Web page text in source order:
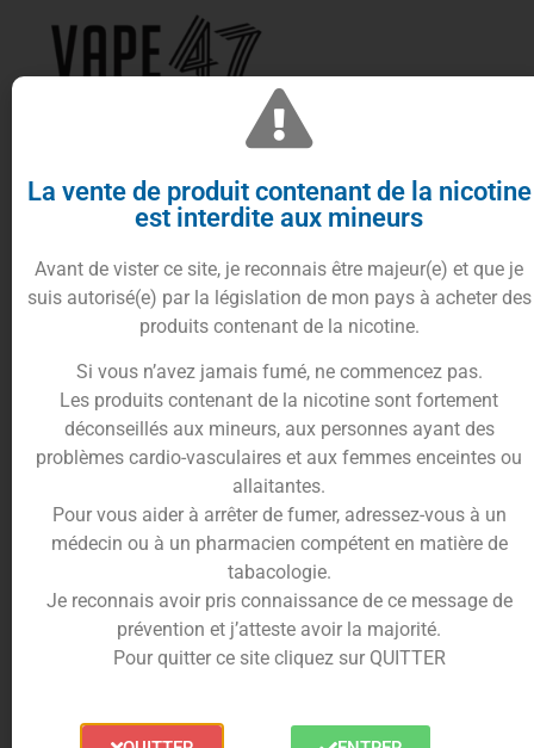
Un tourbillon de raisin, baies bleues et
Avec le e-liquide Aria, Furiosa revisite les fruités
liquide allie la rondeur du raisin noir, la douceur
acidulée des baies bleues et la puissance du
menthol noir, pour une expérience de vape à la
bouffée vous plonge dans un univers mystique, où
le fruit et le frisson se rencontrent dans un
équilibre parfait.
Base 60VG/40PG – Adaptée à tous les
setups
Pensé pour offrir une excellente restitution des
arômes et une vape fluide, Aria adopte une base
en 60% de glycérine végétale et 40% de propylène
glycol, compatible avec la plupart des pods et
clearomiseurs. Idéal pour celles et ceux qui
le confort de vape.
La vente de produit contenant de la nicotine
est interdite aux mineurs
Avant de vister ce site, je reconnais être majeur(e) et que je
suis autorisé(e) par la législation de mon pays à acheter des
produits contenant de la nicotine.
Si vous n’avez jamais fumé, ne commencez pas.
Les produits contenant de la nicotine sont fortement
déconseillés aux mineurs, aux personnes ayant des
problèmes cardio-vasculaires et aux femmes enceintes ou
allaitantes.
Pour vous aider à arrêter de fumer, adressez-vous à un
médecin ou à un pharmacien compétent en matière de
tabacologie.
Je reconnais avoir pris connaissance de ce message de
prévention et j’atteste avoir la majorité.
Pour quitter ce site cliquez sur QUITTER